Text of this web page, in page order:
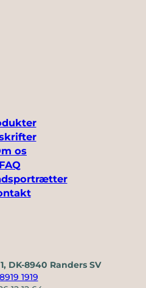
os
FAQ
DK-8940 Randers SV
1919